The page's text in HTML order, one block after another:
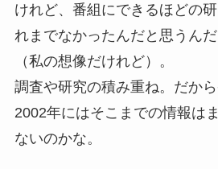
けれど、番組にできるほどの
れまでなかったんだと思うん
（私の想像だけれど）。
調査や研究の積み重ね。だから
2002年にはそこまでの情報は
ないのかな。